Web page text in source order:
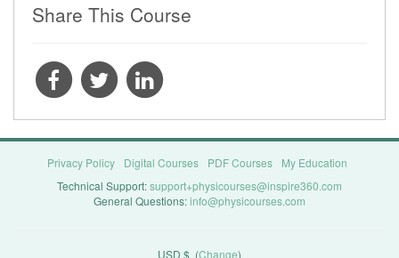
Share This Course
Privacy Policy Digital Courses PDF Courses
My Education
Technical Support:support+physicourses@inspire360.com
General Questions:info@physicourses.com
USD $ (Change)